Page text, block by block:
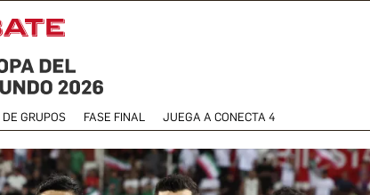
DE GRUPOS FASE FINAL JUEGA A CONECTA 4